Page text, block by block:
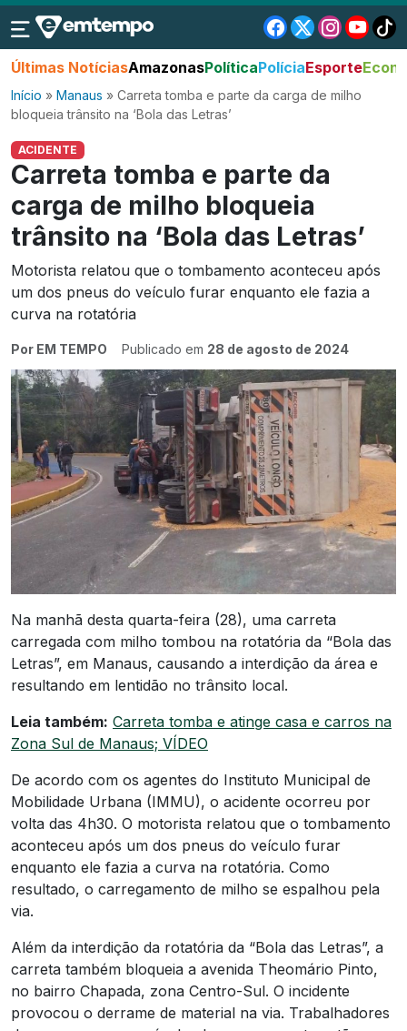
Últimas NotíciasAmazonasPolíticaPolíciaEsporte
Início » Manaus » Carreta tomba e parte da carga de milho
bloqueia trânsito na ‘Bola das Letras’
ACIDENTE
Carreta tomba e parte da
carga de milho bloqueia
trânsito na ‘Bola das Letras’
Motorista relatou que o tombamento aconteceu após
um dos pneus do veículo furar enquanto ele fazia a
curva na rotatória
Por EM TEMPO Publicado em 28 de agosto de 2024
Na manhã desta quarta-feira (28), uma carreta
carregada com milho tombou na rotatória da “Bola das
Letras”, em Manaus, causando a interdição da área e
resultando em lentidão no trânsito local.
Leia também: Carreta tomba e atinge casa e carros na
Zona Sul de Manaus; VÍDEO
De acordo com os agentes do Instituto Municipal de
Mobilidade Urbana (IMMU), o acidente ocorreu por
volta das 4h30. O motorista relatou que o tombamento
aconteceu após um dos pneus do veículo furar
enquanto ele fazia a curva na rotatória. Como
resultado, o carregamento de milho se espalhou pela
via.
Além da interdição da rotatória da “Bola das Letras”, a
carreta também bloqueia a avenida Theomário Pinto,
no bairro Chapada, zona Centro-Sul. O incidente
provocou o derrame de material na via. Trabalhadores